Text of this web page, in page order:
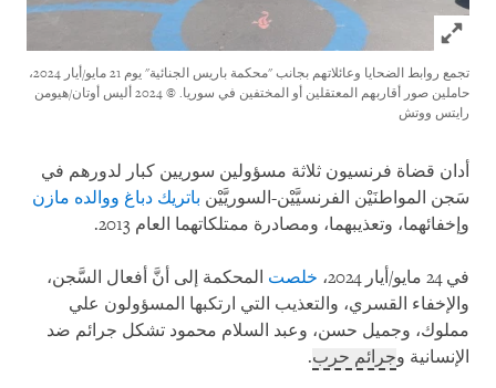
Click to expand Image
تجمع روابط الضحايا وعائلاتهم بجانب "محكمة باريس الجنائية" يوم 21 مايو/أيار 2024،
حاملين صور أقاربهم المعتقلين أو المختفين في سوريا.
© 2024 أليس أوتان/هيومن
رايتس ووتش
أدان قضاة فرنسيون ثلاثة مسؤولين سوريين كبار لدورهم في
سَجن المواطنَيْن الفرنسيَّيْن-السوريَّيْن باتريك دباغ ووالده مازن
وإخفائهما، وتعذيبهما، ومصادرة ممتلكاتهما العام 2013.
في 24 مايو/أيار 2024، خلصت المحكمة إلى أنَّ أفعال السَّجن،
والإخفاء القسري، والتعذيب التي ارتكبها المسؤولون علي
مملوك، وجميل حسن، وعبد السلام محمود تشكل جرائم ضد
الإنسانية وجرائم حرب.